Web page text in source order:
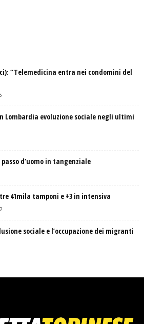
“Telemedicina entra nei condomini del
Lombardia evoluzione sociale negli ultimi
d’uomo in tangenziale
41mila tamponi e +3 in intensiva
sociale e l’occupazione dei migranti